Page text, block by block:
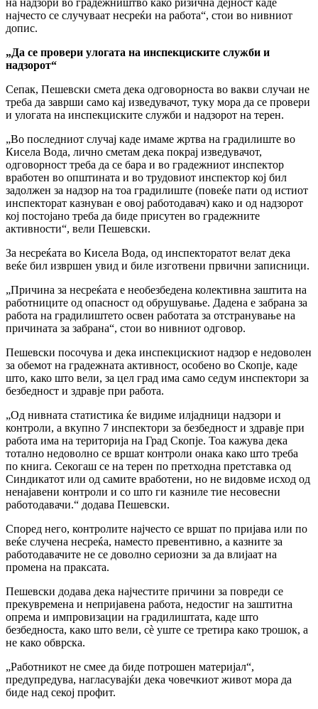
најчесто се случуваат несреќи на работа“, стои во нивниот
допис.
„Да се провери улогата на инспекциските служби и
надзорот“
Сепак, Пешевски смета дека одговорноста во вакви случаи не
треба да заврши само кај изведувачот, туку мора да се провери
и улогата на инспекциските служби и надзорот на терен.
„Во последниот случај каде имаме жртва на градилиште во
Кисела Вода, лично сметам дека покрај изведувачот,
одговорност треба да се бара и во градежниот инспектор
вработен во општината и во трудовиот инспектор кој бил
задолжен за надзор на тоа градилиште (повеќе пати од истиот
инспекторат казнуван е овој работодавач) како и од надзорот
кој постојано треба да биде присутен во градежните
активности“, вели Пешевски.
За несреќата во Кисела Вода, од инспекторатот велат дека
веќе бил извршен увид и биле изготвени првични записници.
„Причина за несреќата е необезбедена колективна заштита на
работниците од опасност од обрушување. Дадена е забрана за
работа на градилиштето освен работата за отстранување на
причината за забрана“, стои во нивниот одговор.
Пешевски посочува и дека инспекцискиот надзор е недоволен
за обемот на градежната активност, особено во Скопје, каде
што, како што вели, за цел град има само седум инспектори за
безбедност и здравје при работа.
„Од нивната статистика ќе видиме илјадници надзори и
контроли, а вкупно 7 инспектори за безбедност и здравје при
работа има на територија на Град Скопје. Тоа кажува дека
тотално недоволно се вршат контроли онака како што треба
по книга. Секогаш се на терен по претходна претставка од
Синдикатот или од самите вработени, но не видовме исход од
ненајавени контроли и со што ги казниле тие несовесни
работодавачи.“ додава Пешевски.
Според него, контролите најчесто се вршат по пријава или по
веќе случена несреќа, наместо превентивно, а казните за
работодавачите не се доволно сериозни за да влијаат на
промена на праксата.
Пешевски додава дека најчестите причини за повреди се
прекувремена и непријавена работа, недостиг на заштитна
опрема и импровизации на градилиштата, каде што
безбедноста, како што вели, сè уште се третира како трошок, а
не како обврска.
„Работникот не смее да биде потрошен материјал“,
предупредува, нагласувајќи дека човечкиот живот мора да
биде над секој профит.